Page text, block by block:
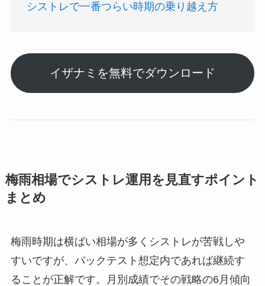
シストレで一番つらい時期の乗り越え方
イザナミを無料でダウンロード
梅雨相場でシストレ運用を見直すポイント
まとめ
梅雨時期は横ばい相場が多くシストレが苦戦しや
すいですが、バックテスト想定内であれば継続す
ることが正解です。月別成績でその戦略の6月傾向